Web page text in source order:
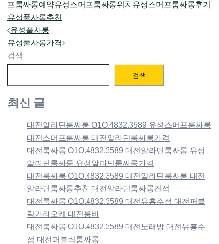
프룸싸롱예약유성스머프룸싸롱위치 유성스머프룸싸롱후기
유성풀사롱추천
Post
navigation
유성풀사롱
유성풀사롱가격
검색
검색
최신 글
대전알라딘룸싸롱 O1O.4832.3589 유성스머프룸싸롱
대전스머프룸싸롱 대전알라딘룸싸롱가격
대전룸싸롱 O1O.4832.3589 대전알라딘룸싸롱 유성
알라딘룸싸롱 유성알라딘룸싸롱가격
대전룸싸롱 O1O.4832.3589 대전알라딘룸싸롱 대전
알라딘룸싸롱추천 대전알라딘룸싸롱견적
대전룸싸롱 O1O.4832.3589 대전유흥주점 대전퍼블
릭가라오케 대전룸바
대전룸싸롱 O1O.4832.3589 대전노래방 대전유흥주
점 대전퍼블릭룸싸롱